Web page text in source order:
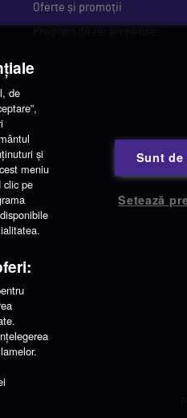
Oferte și promoții
de
și
meniu
clic pe
Sunt
Setează